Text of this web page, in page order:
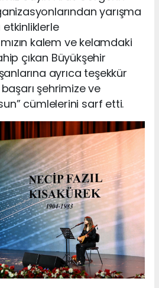
yarışma
etkinliklerle
kalem ve kelamdaki
çıkan Büyükşehir
ayrıca teşekkür
şehrimize ve
cümlelerini sarf etti.